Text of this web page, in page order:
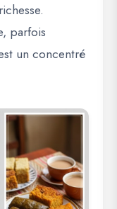
parfois
un concentré